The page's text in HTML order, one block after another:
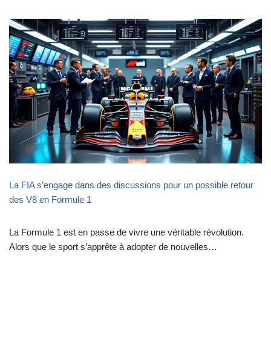
La FIA s’engage dans des discussions pour un possible retour
des V8 en Formule 1
La Formule 1 est en passe de vivre une véritable révolution.
Alors que le sport s’apprête à adopter de nouvelles…